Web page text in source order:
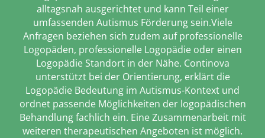
alltagsnah ausgerichtet und kann Teil einer
umfassenden Autismus Förderung sein.Viele
Anfragen beziehen sich zudem auf professionelle
Logopäden, professionelle Logopädie oder einen
Logopädie Standort in der Nähe. Continova
unterstützt bei der Orientierung, erklärt die
Logopädie Bedeutung im Autismus-Kontext und
ordnet passende Möglichkeiten der logopädischen
Behandlung fachlich ein. Eine Zusammenarbeit mit
weiteren therapeutischen Angeboten ist möglich.